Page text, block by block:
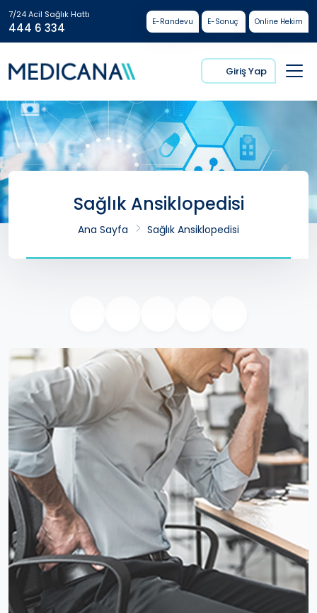
7/24 Acil Sağlık Hattı
444 6 334 E-Randevu E-Sonuç Online Hekim
Giriş Yap
Sağlık Ansiklopedisi
Ana Sayfa Sağlık Ansiklopedisi